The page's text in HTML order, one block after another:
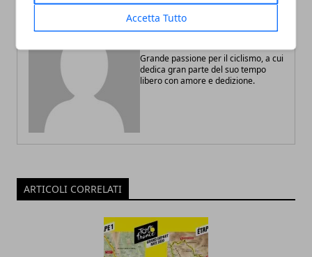
Accetta Tutto
Redazione
Grande passione per il ciclismo, a cui
dedica gran parte del suo tempo
libero con amore e dedizione.
ARTICOLI CORRELATI